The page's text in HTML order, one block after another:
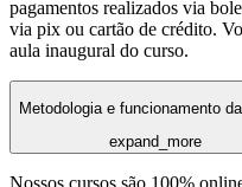
pagamentos realizados via
via pix ou cartão de crédito.
aula inaugural do curso.
Metodologia e funcionamento
expand_more